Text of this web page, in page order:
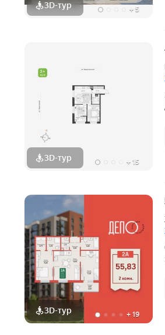
3D-тур + 5
3D-тур + 15
3D-тур + 19